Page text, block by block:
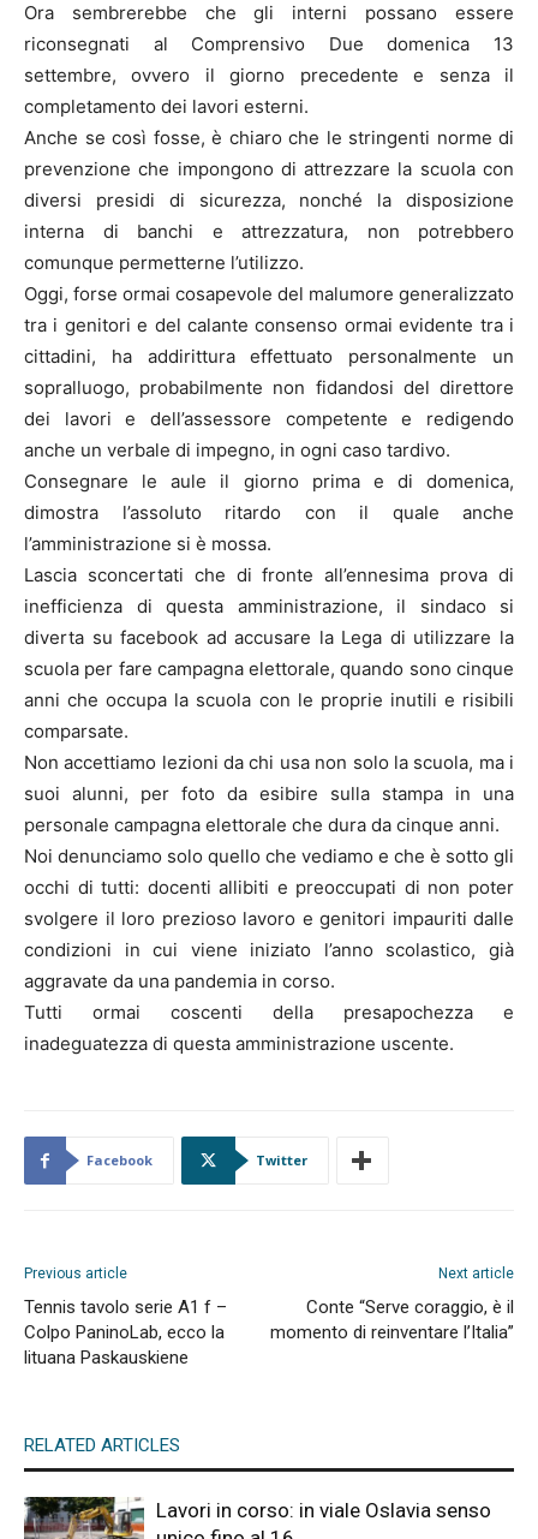
Ora sembrerebbe che gli interni possano essere
riconsegnati al Comprensivo Due domenica 13
settembre, ovvero il giorno precedente e senza il
completamento dei lavori esterni.
Anche se così fosse, è chiaro che le stringenti norme di
prevenzione che impongono di attrezzare la scuola con
diversi presidi di sicurezza, nonché la disposizione
interna di banchi e attrezzatura, non potrebbero
comunque permetterne l’utilizzo.
Oggi, forse ormai cosapevole del malumore generalizzato
tra i genitori e del calante consenso ormai evidente tra i
cittadini, ha addirittura effettuato personalmente un
sopralluogo, probabilmente non fidandosi del direttore
dei lavori e dell’assessore competente e redigendo
anche un verbale di impegno, in ogni caso tardivo.
Consegnare le aule il giorno prima e di domenica,
dimostra l’assoluto ritardo con il quale anche
l’amministrazione si è mossa.
Lascia sconcertati che di fronte all’ennesima prova di
inefficienza di questa amministrazione, il sindaco si
diverta su facebook ad accusare la Lega di utilizzare la
scuola per fare campagna elettorale, quando sono cinque
anni che occupa la scuola con le proprie inutili e risibili
comparsate.
Non accettiamo lezioni da chi usa non solo la scuola, ma i
suoi alunni, per foto da esibire sulla stampa in una
personale campagna elettorale che dura da cinque anni.
Noi denunciamo solo quello che vediamo e che è sotto gli
occhi di tutti: docenti allibiti e preoccupati di non poter
svolgere il loro prezioso lavoro e genitori impauriti dalle
condizioni in cui viene iniziato l’anno scolastico, già
aggravate da una pandemia in corso.
Tutti ormai coscenti della presapochezza e
inadeguatezza di questa amministrazione uscente.
Facebook Twitter
Previous article
Tennis tavolo serie A1 f –
Colpo PaninoLab, ecco la
lituana Paskauskiene
Next article
Conte “Serve coraggio, è il
momento di reinventare l’Italia”
RELATED ARTICLES
Lavori in corso: in viale Oslavia senso